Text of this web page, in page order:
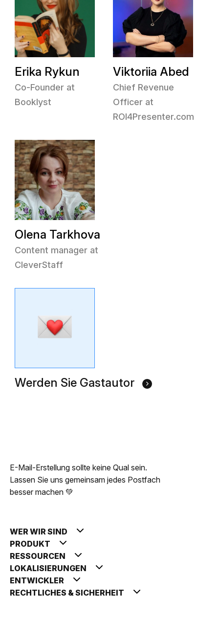
Erika Rykun
Co-Founder at
Booklyst
Viktoriia Abed
Chief Revenue
Officer at
ROI4Presenter.com
Olena Tarkhova
Content manager at
CleverStaff
Werden Sie Gastautor
E-Mail-Erstellung sollte keine Qual sein.
Lassen Sie uns gemeinsam jedes Postfach
besser machen 💚
WER WIR SIND
PRODUKT
RESSOURCEN
LOKALISIERUNGEN
ENTWICKLER
RECHTLICHES & SICHERHEIT